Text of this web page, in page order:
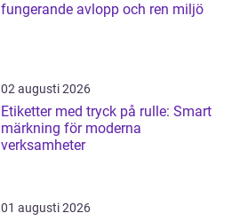
fungerande avlopp och ren miljö
02 augusti 2026
Etiketter med tryck på rulle: Smart
märkning för moderna
verksamheter
01 augusti 2026